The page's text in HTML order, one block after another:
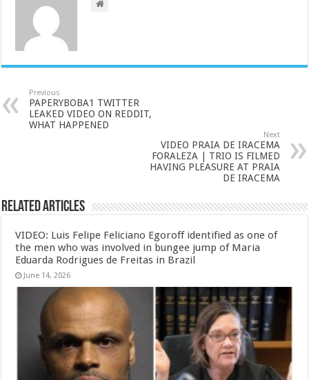
Previous
PAPERYBOBA1 TWITTER
LEAKED VIDEO ON REDDIT,
WHAT HAPPENED
Next
VIDEO PRAIA DE IRACEMA
FORALEZA | TRIO IS FILMED
HAVING PLEASURE AT PRAIA
DE IRACEMA
Related Articles
VIDEO: Luis Felipe Feliciano Egoroff identified as one of
the men who was involved in bungee jump of Maria
Eduarda Rodrigues de Freitas in Brazil
June 14, 2026